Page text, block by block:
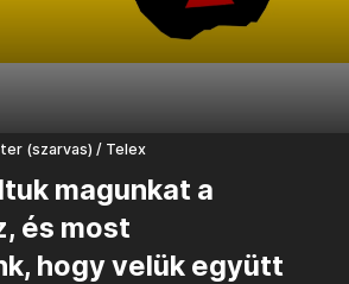
(szarvas) / Telex
magunkat a
és most
hogy velük együtt